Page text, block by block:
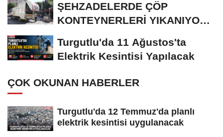
ŞEHZADELERDE ÇÖP
KONTEYNERLERİ YIKANIYOR
Turgutlu'da 11 Ağustos'ta
Elektrik Kesintisi Yapılacak
ÇOK OKUNAN HABERLER
Turgutlu'da 12 Temmuz'da planlı
elektrik kesintisi uygulanacak